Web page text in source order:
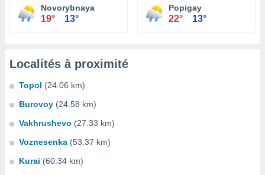
Novorybnaya
19° 13°
Popigay
22° 13°
Localités à proximité
Topol (24.06 km)
Burovoy (24.58 km)
Vakhrushevo (27.33 km)
Voznesenka (53.37 km)
Kurai (60.34 km)